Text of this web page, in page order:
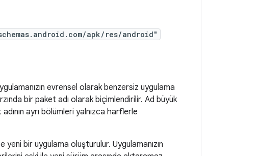
apk/res/android"
evrensel olarak benzersiz uygulama
bir paket adı olarak biçimlendirilir. Ad büyük
ayrı bölümleri yalnızca harflerle
bir uygulama oluşturulur. Uygulamanızın